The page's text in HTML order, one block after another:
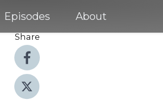
Episodes About
Share